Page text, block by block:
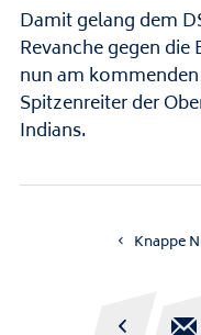
Damit gelang dem
Revanche gegen
nun am
Spitzenreiter der
Indians.
Knappe
 